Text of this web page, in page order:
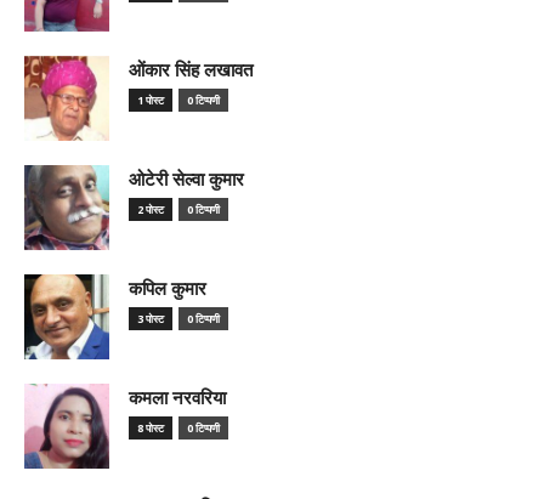
ओंकार सिंह लखावत
1 पोस्ट 0 टिप्पणी
ओटेरी सेल्वा कुमार
2 पोस्ट 0 टिप्पणी
कपिल कुमार
3 पोस्ट 0 टिप्पणी
कमला नरवरिया
8 पोस्ट 0 टिप्पणी